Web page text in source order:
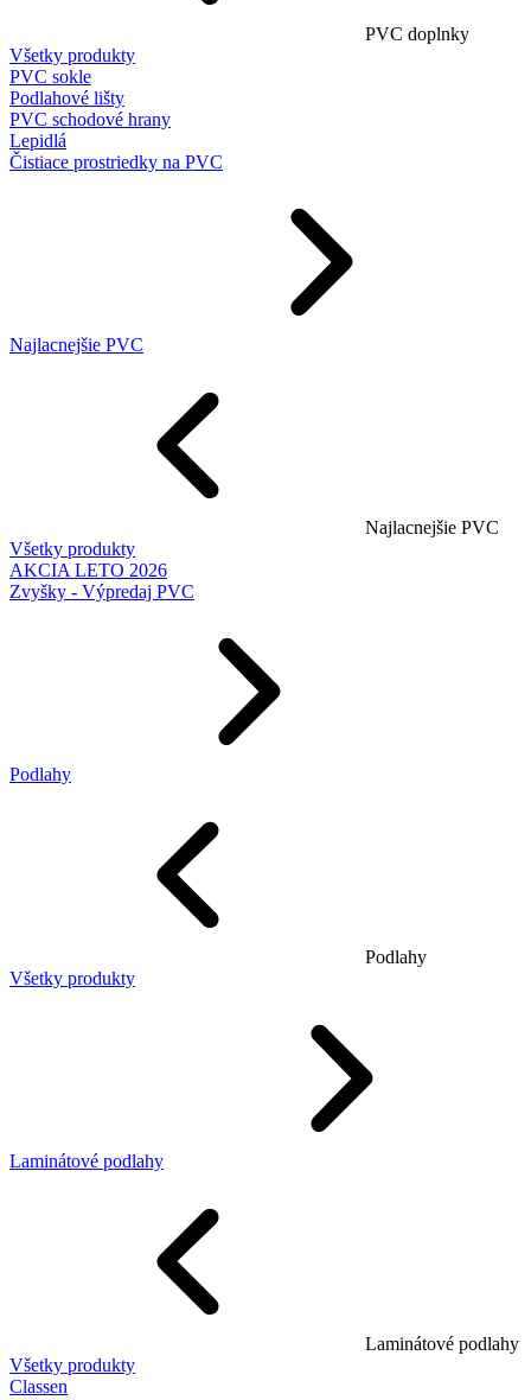
PVC doplnky
Všetky produkty
PVC sokle
Podlahové lišty
PVC schodové hrany
Lepidlá
Čistiace prostriedky na PVC
Najlacnejšie PVC
Najlacnejšie PVC
Všetky produkty
AKCIA LETO 2026
Zvyšky - Výpredaj PVC
Podlahy
Podlahy
Všetky produkty
Laminátové podlahy
Laminátové podlahy
Všetky produkty
Classen